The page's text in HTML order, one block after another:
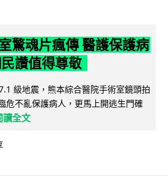
驚魂片瘋傳 醫護保護病
讚值得尊敬
級地震，熊本綜合醫院手術室鏡頭拍
危不亂保護病人，更馬上開逃生門確
讀全文